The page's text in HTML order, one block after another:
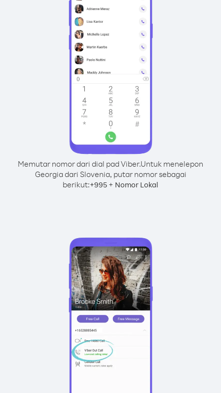
Memutar nomor dari dial pad Viber.Untuk menelepon
Georgia dari Slovenia, putar nomor sebagai
berikut:+995 + Nomor Lokal